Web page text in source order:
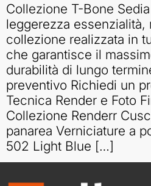
Collezione T-Bone
leggerezza essenzialità,
collezione realizzata in
che garantisce il
durabilità di lungo
preventivo Richiedi un
Tecnica Render e Foto
Collezione Renderr
panarea Verniciature a
502 Light Blue […]